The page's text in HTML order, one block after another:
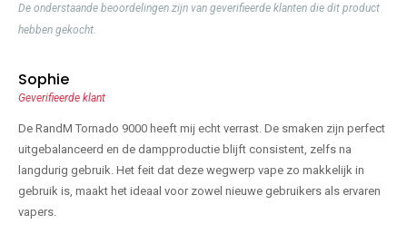
De onderstaande beoordelingen zijn van geverifieerde klanten die dit product
hebben gekocht.
Sophie
Geverifieerde klant
De RandM Tornado 9000 heeft mij echt verrast. De smaken zijn perfect
uitgebalanceerd en de dampproductie blijft consistent, zelfs na
langdurig gebruik. Het feit dat deze wegwerp vape zo makkelijk in
gebruik is, maakt het ideaal voor zowel nieuwe gebruikers als ervaren
vapers.